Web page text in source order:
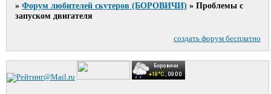
»Форум любителей скутеров (БОРОВИЧИ) »Проблемы с
запуском двигателя
создать форум бесплатно